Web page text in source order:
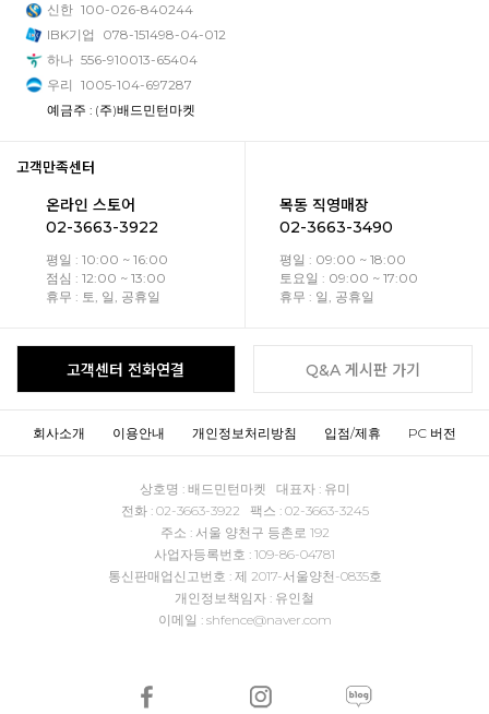
신한 100-026-840244
IBK기업
078-151498-04-012
하나 556-910013-65404
우리 1005-104-697287
예금주 : (주)배드민턴마켓
고객만족센터
온라인 스토어
02-3663-3922
평일 : 10:00 ~ 16:00
점심 : 12:00 ~ 13:00
휴무 : 토, 일, 공휴일
목동 직영매장
02-3663-3490
평일 : 09:00 ~ 18:00
토요일 : 09:00 ~ 17:00
휴무 : 일, 공휴일
고객센터 전화연결 Q&A 게시판 가기
회사소개 이용안내 개인정보처리방침 입점/제휴 PC 버전
상호명 : 배드민턴마켓 대표자 : 유미
전화 : 02-3663-3922 팩스 : 02-3663-3245
주소 : 서울 양천구 등촌로 192
사업자등록번호 : 109-86-04781
통신판매업신고번호 : 제 2017-서울양천-0835호
개인정보책임자 : 유인철
이메일 : shfence@naver.com